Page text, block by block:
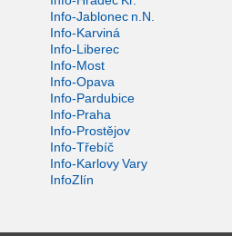
Info-Jablonec n.N.
Info-Karviná
Info-Liberec
Info-Most
Info-Opava
Info-Pardubice
Info-Praha
Info-Prostějov
Info-Třebíč
Info-Karlovy Vary
InfoZlín